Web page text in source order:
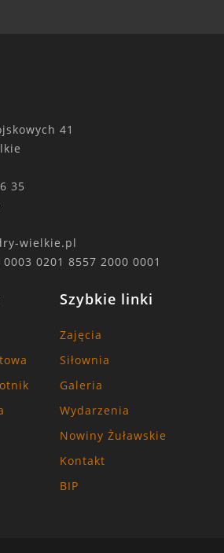
41
35
wielkie.pl
0201 8557 2000 0001
Szybkie linki
Zajęcia
Siłownia
Galeria
Wydarzenia
Nowiny Żuławskie
Kontakt
BIP